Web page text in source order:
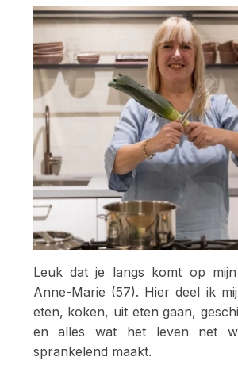
Leuk dat je langs komt op
Anne-Marie (57). Hier deel ik
eten, koken, uit eten gaan,
en alles wat het leven net
sprankelend maakt.